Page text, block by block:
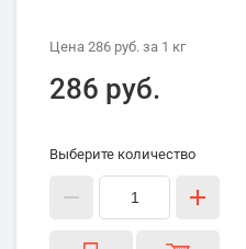
Цена 286 руб. за 1 кг
286 руб.
Выберите количество